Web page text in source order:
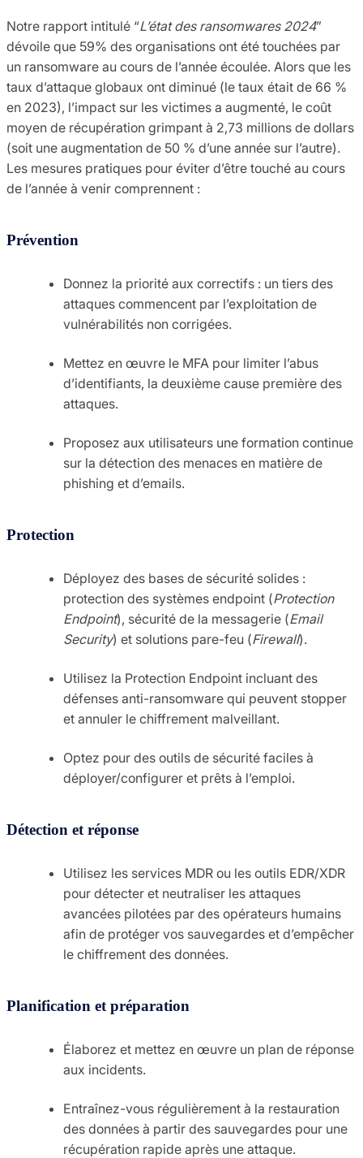
Notre rapport intitulé “L’état des ransomwares 2024”
dévoile que 59% des organisations ont été touchées par
un ransomware au cours de l’année écoulée. Alors que les
taux d’attaque globaux ont diminué (le taux était de 66 %
en 2023), l’impact sur les victimes a augmenté, le coût
moyen de récupération grimpant à 2,73 millions de dollars
(soit une augmentation de 50 % d’une année sur l’autre).
Les mesures pratiques pour éviter d’être touché au cours
de l’année à venir comprennent :
Prévention
Donnez la priorité aux correctifs : un tiers des
attaques commencent par l’exploitation de
vulnérabilités non corrigées.
Mettez en œuvre le MFA pour limiter l’abus
d’identifiants, la deuxième cause première des
attaques.
Proposez aux utilisateurs une formation continue
sur la détection des menaces en matière de
phishing et d’emails.
Protection
Déployez des bases de sécurité solides :
protection des systèmes endpoint (Protection
Endpoint), sécurité de la messagerie (Email
Security) et solutions pare-feu (Firewall).
Utilisez la Protection Endpoint incluant des
défenses anti-ransomware qui peuvent stopper
et annuler le chiffrement malveillant.
Optez pour des outils de sécurité faciles à
déployer/configurer et prêts à l’emploi.
Détection et réponse
Utilisez les services MDR ou les outils EDR/XDR
pour détecter et neutraliser les attaques
avancées pilotées par des opérateurs humains
afin de protéger vos sauvegardes et d’empêcher
le chiffrement des données.
Planification et préparation
Élaborez et mettez en œuvre un plan de réponse
aux incidents.
Entraînez-vous régulièrement à la restauration
des données à partir des sauvegardes pour une
récupération rapide après une attaque.